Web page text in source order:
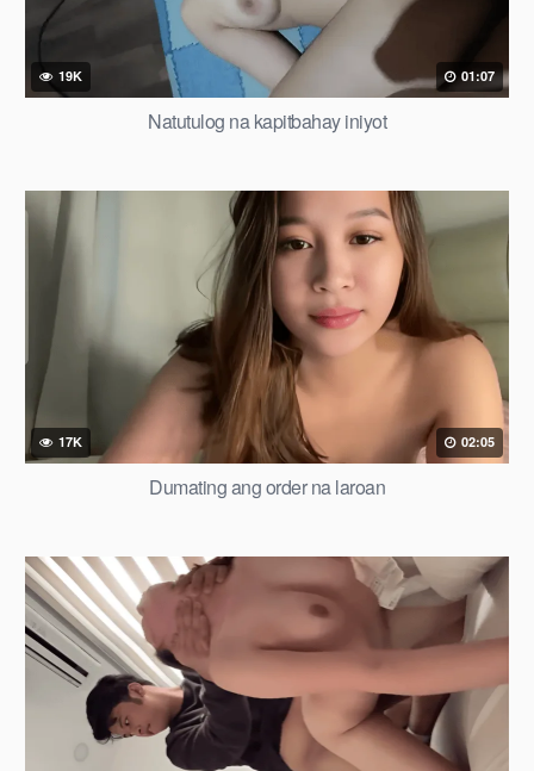
19K 01:07
Natutulog na kapitbahay iniyot
17K 02:05
Dumating ang order na laroan